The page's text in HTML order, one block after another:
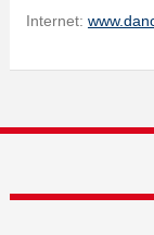
Internet: